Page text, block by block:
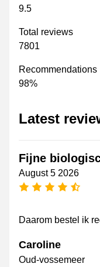
9.5
Total reviews
7801
Recommendations
98%
Latest
Fijne
August 5 2026
4.5
Daarom bestel ik
Caroline
Oud-vossemeer